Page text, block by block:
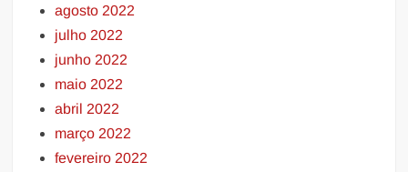
agosto 2022
julho 2022
junho 2022
maio 2022
abril 2022
março 2022
fevereiro 2022